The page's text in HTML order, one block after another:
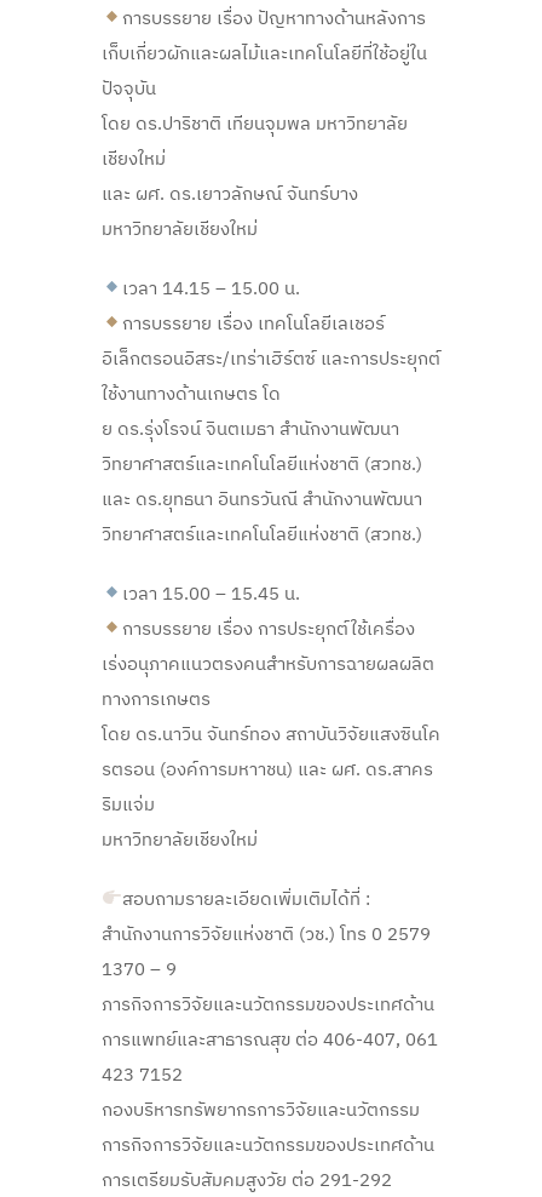
การบรรยาย เรื่อง ปัญหาทางด้านหลังการ
เก็บเกี่ยวผักและผลไม้และเทคโนโลยีที่ใช้อยู่ใน
ปัจจุบัน
โดย ดร.ปาริชาติ เทียนจุมพล มหาวิทยาลัย
เชียงใหม่
และ ผศ. ดร.เยาวลักษณ์ จันทร์บาง
มหาวิทยาลัยเชียงใหม่
เวลา 14.15 – 15.00 น.
การบรรยาย เรื่อง เทคโนโลยีเลเชอร์
อิเล็กตรอนอิสระ/เทร่าเฮิร์ตซ์ และการประยุกต์
ใช้งานทางด้านเกษตร โด
ย ดร.รุ่งโรจน์ จินตเมธา สำนักงานพัฒนา
วิทยาศาสตร์และเทคโนโลยีแห่งชาติ (สวทช.)
และ ดร.ยุทธนา อินทรวันณี สำนักงานพัฒนา
วิทยาศาสตร์และเทคโนโลยีแห่งชาติ (สวทช.)
เวลา 15.00 – 15.45 น.
การบรรยาย เรื่อง การประยุกต์ใช้เครื่อง
เร่งอนุภาคแนวตรงคนสำหรับการฉายผลผลิต
ทางการเกษตร
โดย ดร.นาวิน จันทร์ทอง สถาบันวิจัยแสงซินโค
รตรอน (องค์การมหาาชน) และ ผศ. ดร.สาคร
ริมแจ่ม
มหาวิทยาลัยเชียงใหม่
สอบถามรายละเอียดเพิ่มเติมได้ที่ :
สำนักงานการวิจัยแห่งชาติ (วช.) โทร 0 2579
1370 – 9
ภารกิจการวิจัยและนวัตกรรมของประเทศด้าน
การแพทย์และสาธารณสุข ต่อ 406-407, 061
423 7152
กองบริหารทรัพยากรการวิจัยและนวัตกรรม
การกิจการวิจัยและนวัตกรรมของประเทศด้าน
การเตรียมรับสัมคมสูงวัย ต่อ 291-292